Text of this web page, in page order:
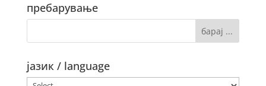
пребарување
јазик / language